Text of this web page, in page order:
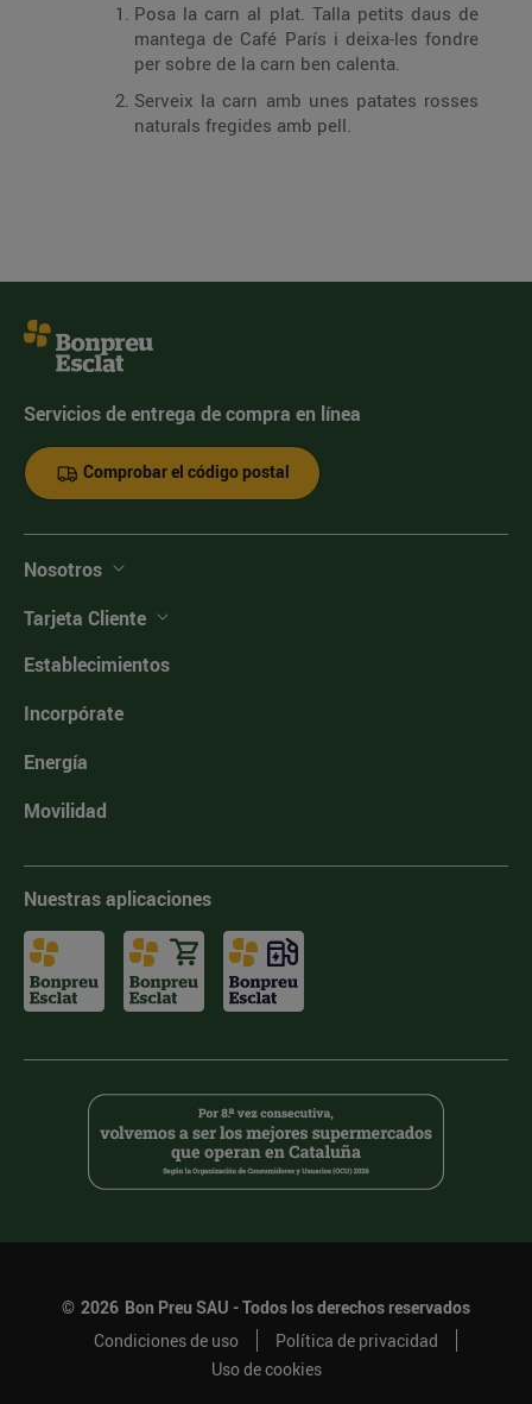
Posa la carn al plat. Talla petits daus de
mantega de Café París i deixa-les fondre
per sobre de la carn ben calenta.
Serveix la carn amb unes patates rosses
naturals fregides amb pell.
Servicios de entrega de compra en línea
Comprobar el código postal
Nosotros
Tarjeta Cliente
Establecimientos
Incorpórate
Energía
Movilidad
Nuestras aplicaciones
© 2026 Bon Preu SAU - Todos los derechos reservados
Condiciones de uso
Política de privacidad
Uso de cookies